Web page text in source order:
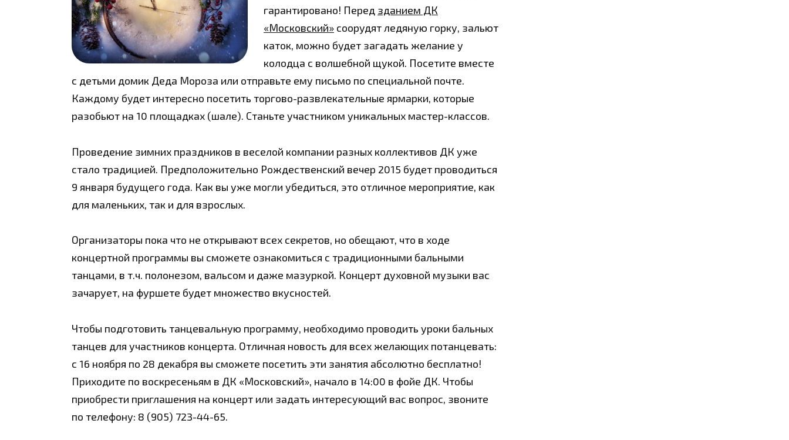
гарантировано! Перед зданием ДК
«Московский» соорудят ледяную горку, зальют
каток, можно будет загадать желание у
колодца с волшебной щукой. Посетите вместе
с детьми домик Деда Мороза или отправьте ему письмо по специальной почте.
Каждому будет интересно посетить торгово-развлекательные ярмарки, которые
разобьют на 10 площадках (шале). Станьте участником уникальных мастер-классов.
Проведение зимних праздников в веселой компании разных коллективов ДК уже
стало традицией. Предположительно Рождественский вечер 2015 будет проводиться
9 января будущего года. Как вы уже могли убедиться, это отличное мероприятие, как
для маленьких, так и для взрослых.
Организаторы пока что не открывают всех секретов, но обещают, что в ходе
концертной программы вы сможете ознакомиться с традиционными бальными
танцами, в т.ч. полонезом, вальсом и даже мазуркой. Концерт духовной музыки вас
зачарует, на фуршете будет множество вкусностей.
Чтобы подготовить танцевальную программу, необходимо проводить уроки бальных
танцев для участников концерта. Отличная новость для всех желающих потанцевать:
с 16 ноября по 28 декабря вы сможете посетить эти занятия абсолютно бесплатно!
Приходите по воскресеньям в ДК «Московский», начало в 14:00 в фойе ДК. Чтобы
приобрести приглашения на концерт или задать интересующий вас вопрос, звоните
по телефону: 8 (905) 723-44-65.